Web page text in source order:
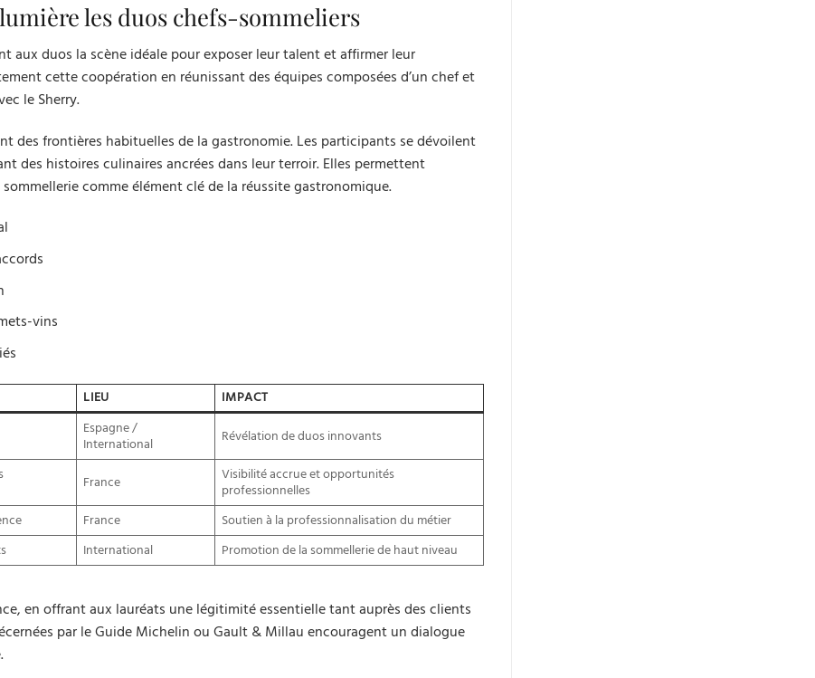
les duos chefs-sommeliers
aux duos la scène idéale pour exposer leur talent et affirmer leur
cette coopération en réunissant des équipes composées d’un chef et
le Sherry.
des frontières habituelles de la gastronomie. Les participants se dévoilent
des histoires culinaires ancrées dans leur terroir. Elles permettent
comme élément clé de la réussite gastronomique.
vins
LIEU IMPACT
Espagne /
International
Révélation de duos innovants
France
Visibilité accrue et opportunités
professionnelles
France
Soutien à la professionnalisation du métier
International Promotion de la sommellerie de haut niveau
en offrant aux lauréats une légitimité essentielle tant auprès des clients
par le Guide Michelin ou Gault & Millau encouragent un dialogue